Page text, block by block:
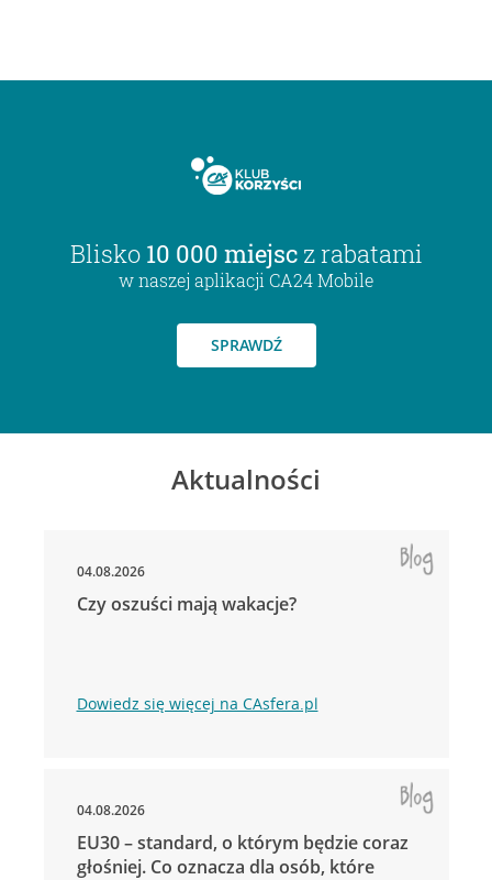
Blisko 10 000 miejsc z rabatami
w naszej aplikacji CA24 Mobile
SPRAWDŹ
Aktualności
04.08.2026
Czy oszuści mają wakacje?
Dowiedz się więcej na CAsfera.pl
04.08.2026
EU30 – standard, o którym będzie coraz
głośniej. Co oznacza dla osób, które